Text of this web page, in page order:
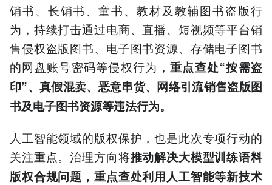
销书、长销书、童书、教材及教辅图书盗版行
为，持续打击通过电商、直播、短视频等平台销
售侵权盗版图书、电子图书资源、存储电子图书
的网盘账号密码等侵权行为， 重点查处“按需盗
印”、真假混卖、恶意串货、网络引流销售盗版图
书及电子图书资源等违法行为。
人工智能领域的版权保护，也是此次专项行动的
关注重点。治理方向将推动解决大模型训练语料
版权合规问题，重点查处利用人工智能等新技术